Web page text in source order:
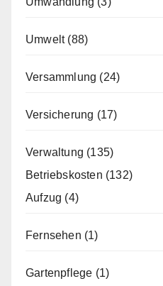
Umwelt(88)
Versammlung (24)
Versicherung (17)
Verwaltung (135)
Betriebskosten (132)
Aufzug (4)
Fernsehen (1)
Gartenpflege (1)